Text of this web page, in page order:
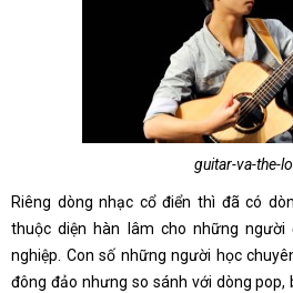
guitar-va-the-
Riêng dòng nhạc cổ điển thì đã có
thuộc diện hàn lâm cho những người
nghiệp. Con số những người học
đông đảo nhưng so sánh với dòng pop,